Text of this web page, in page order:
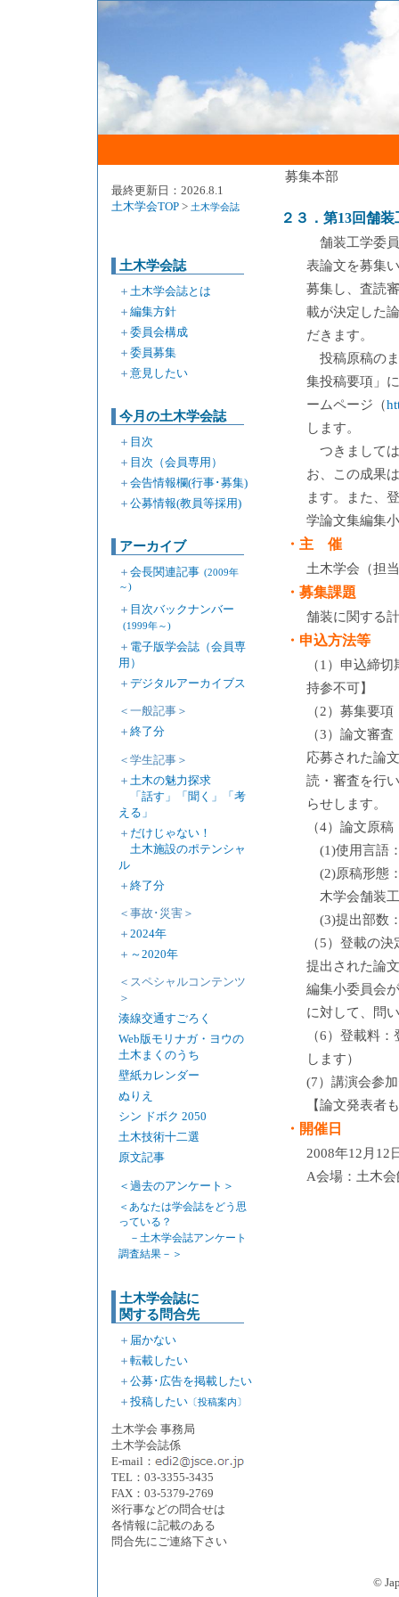
最終更新日：2026.8.1
土木学会TOP > 土木学会誌
土木学会誌
＋ 土木学会誌とは
＋ 編集方針
＋ 委員会構成
＋ 委員募集
＋ 意見したい
今月の土木学会誌
＋ 目次
＋ 目次（会員専用）
＋ 会告情報欄(行事･募集)
＋ 公募情報(教員等採用)
アーカイブ
＋ 会長関連記事 (2009年
～)
＋ 目次バックナンバー
(1999年～)
＋ 電子版学会誌（会員専
用）
＋ デジタルアーカイブス
＜一般記事＞
＋ 終了分
＜学生記事＞
＋ 土木の魅力探求
「話す」「聞く」「考
える」
＋ だけじゃない！
土木施設のポテンシャ
ル
＋ 終了分
＜事故･災害＞
＋ 2024年
＋ ～2020年
＜スペシャルコンテンツ
＞
湊線交通すごろく
Web版モリナガ・ヨウの
土木まくのうち
壁紙カレンダー
ぬりえ
シン ドボク 2050
土木技術十二選
原文記事
＜過去のアンケート＞
＜あなたは学会誌をどう思
っている？
－土木学会誌アンケート
調査結果－＞
土木学会誌に
関する問合先
＋ 届かない
＋ 転載したい
＋ 公募･広告を掲載したい
＋ 投稿したい 〔投稿案内〕
土木学会 事務局
土木学会誌係
E-mail：
TEL：03-3355-3435
FAX：03-5379-2769
※行事などの問合せは
各情報に記載のある
問合先にご連絡下さい
募集本部
２３．第13回舗
舗装工学委
表論文を募集
募集し、査読
載が決定した
だきます。
投稿原稿の
集投稿要項」
ームページ（
します。
つきまして
お、この成果
ます。また、
学論文集編集
・主 催
土木学会（担
・募集課題
舗装に関する
・申込方法等
（1）申込締
持参不可】
（2）募集要
（3）論文審査
応募された論
読・審査を行
らせします。
（4）論文原
(1)使用言語
(2)原稿形態
木学会舗装
(3)提出部数
（5）登載の決
提出された論
編集小委員会
に対して、問
（6）登載料
します）
(7）講演会参
【論文発表者
・開催日
2008年12月12
A会場：土木
©